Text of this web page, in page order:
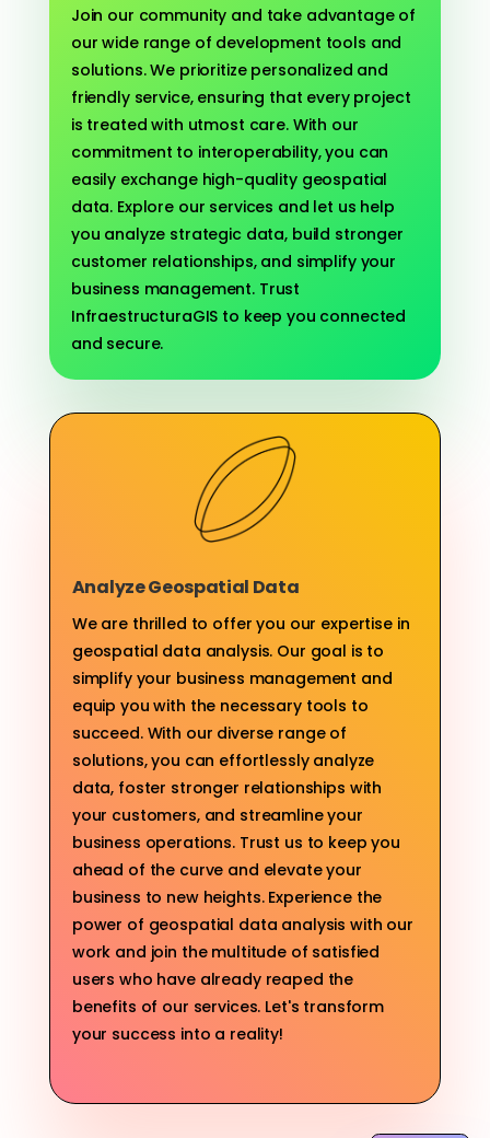
Join our community and take advantage of
our wide range of development tools and
solutions. We prioritize personalized and
friendly service, ensuring that every project
is treated with utmost care. With our
commitment to interoperability, you can
easily exchange high-quality geospatial
data. Explore our services and let us help
you analyze strategic data, build stronger
customer relationships, and simplify your
business management. Trust
InfraestructuraGIS to keep you connected
and secure.
Analyze Geospatial Data
We are thrilled to offer you our expertise in
geospatial data analysis. Our goal is to
simplify your business management and
equip you with the necessary tools to
succeed. With our diverse range of
solutions, you can effortlessly analyze
data, foster stronger relationships with
your customers, and streamline your
business operations. Trust us to keep you
ahead of the curve and elevate your
business to new heights. Experience the
power of geospatial data analysis with our
work and join the multitude of satisfied
users who have already reaped the
benefits of our services. Let's transform
your success into a reality!